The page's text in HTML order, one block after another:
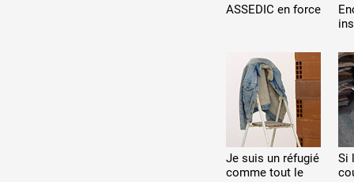
ASSEDIC en force
Je suis un réfugié
comme tout le
Si